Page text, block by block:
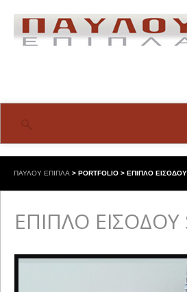
ΠΑΥΛΟΥ ΕΠΙΠΛΑ > PORTFOLIO > ΕΠΙΠΛΟ ΕΙΣΟΔΟΥ
ΕΠΙΠΛΟ ΕΙΣΟΔΟΥ